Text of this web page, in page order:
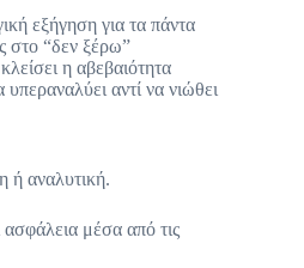
εξήγηση για τα πάντα
στο “δεν ξέρω”
η αβεβαιότητα
αντί να νιώθει
ή αναλυτική.
μέσα από τις